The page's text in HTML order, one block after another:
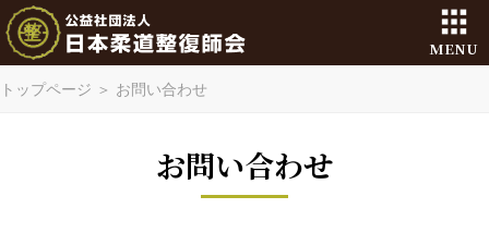
MENU
トップページ ＞ お問い合わせ
お問い合わせ